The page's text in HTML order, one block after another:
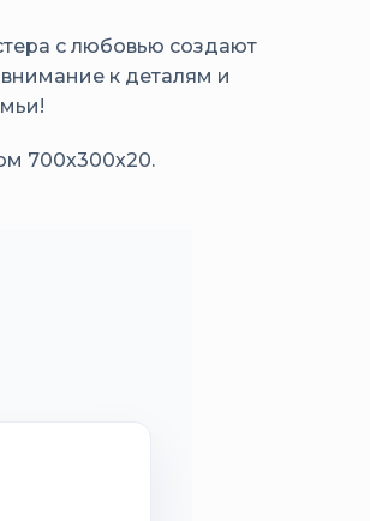
с любовью создают
к деталям и
700х300х20.